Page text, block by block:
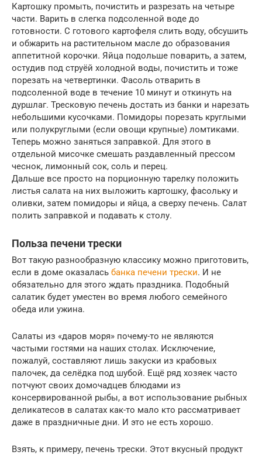
Картошку промыть, почистить и разрезать на четыре
части. Варить в слегка подсоленной воде до
готовности. С готового картофеля слить воду, обсушить
и обжарить на растительном масле до образования
аппетитной корочки. Яйца подольше поварить, а затем,
остудив под струёй холодной воды, почистить и тоже
порезать на четвертинки. Фасоль отварить в
подсоленной воде в течение 10 минут и откинуть на
дуршлаг. Тресковую печень достать из банки и нарезать
небольшими кусочками. Помидоры порезать круглыми
или полукруглыми (если овощи крупные) ломтиками.
Теперь можно заняться заправкой. Для этого в
отдельной мисочке смешать раздавленный прессом
чеснок, лимонный сок, соль и перец.
Дальше все просто на порционную тарелку положить
листья салата на них выложить картошку, фасольку и
оливки, затем помидоры и яйца, а сверху печень. Салат
полить заправкой и подавать к столу.
Польза печени трески
Вот такую разнообразную классику можно приготовить,
если в доме оказалась банка печени трески. И не
обязательно для этого ждать праздника. Подобный
салатик будет уместен во время любого семейного
обеда или ужина.
Салаты из «даров моря» почему-то не являются
частыми гостями на наших столах. Исключение,
пожалуй, составляют лишь закуски из крабовых
палочек, да селёдка под шубой. Ещё ряд хозяек часто
потчуют своих домочадцев блюдами из
консервированной рыбы, а вот использование рыбных
деликатесов в салатах как-то мало кто рассматривает
даже в праздничные дни. И это не есть хорошо.
Взять, к примеру, печень трески. Этот вкусный продукт